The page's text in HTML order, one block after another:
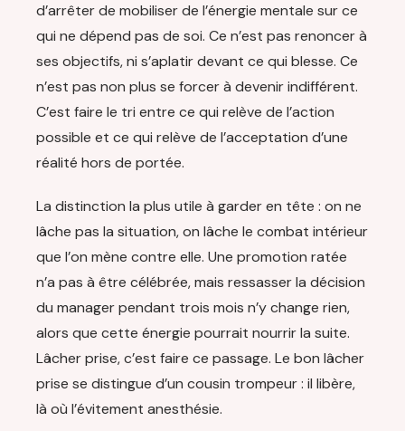
d’arrêter de mobiliser de l’énergie mentale sur ce
qui ne dépend pas de soi. Ce n’est pas renoncer à
ses objectifs, ni s’aplatir devant ce qui blesse. Ce
n’est pas non plus se forcer à devenir indifférent.
C’est faire le tri entre ce qui relève de l’action
possible et ce qui relève de l’acceptation d’une
réalité hors de portée.
La distinction la plus utile à garder en tête : on ne
lâche pas la situation, on lâche le combat intérieur
que l’on mène contre elle. Une promotion ratée
n’a pas à être célébrée, mais ressasser la décision
du manager pendant trois mois n’y change rien,
alors que cette énergie pourrait nourrir la suite.
Lâcher prise, c’est faire ce passage. Le bon lâcher
prise se distingue d’un cousin trompeur : il libère,
là où l’évitement anesthésie.